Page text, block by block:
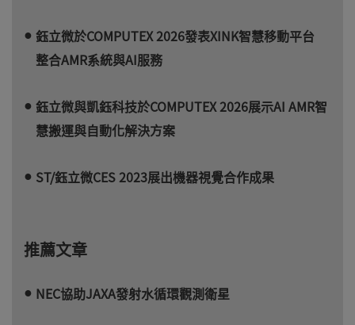
鈺立微於COMPUTEX 2026發表XINK智慧移動平台
整合AMR系統與AI服務
鈺立微與凱鈺科技於COMPUTEX 2026展示AI AMR智
慧搬運與自動化解決方案
ST/鈺立微CES 2023展出機器視覺合作成果
推薦文章
NEC協助JAXA發射水循環觀測衛星